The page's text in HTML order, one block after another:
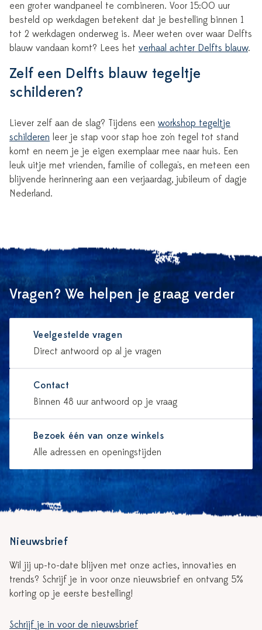
een groter wandpaneel te combineren. Voor 15:00 uur
besteld op werkdagen betekent dat je bestelling binnen 1
tot 2 werkdagen onderweg is. Meer weten over waar Delfts
blauw vandaan komt? Lees het verhaal achter Delfts blauw.
Zelf een Delfts blauw tegeltje
schilderen?
Liever zelf aan de slag? Tijdens een workshop tegeltje
schilderen leer je stap voor stap hoe zo'n tegel tot stand
komt en neem je je eigen exemplaar mee naar huis. Een
leuk uitje met vrienden, familie of collega's, en meteen een
blijvende herinnering aan een verjaardag, jubileum of dagje
Nederland.
Vragen? We helpen je graag verder
Veelgestelde vragen
Direct antwoord op al je vragen
Contact
Binnen 48 uur antwoord op je vraag
Bezoek één van onze winkels
Alle adressen en openingstijden
Nieuwsbrief
Wil jij up-to-date blijven met onze acties, innovaties en
trends? Schrijf je in voor onze nieuwsbrief en ontvang 5%
korting op je eerste bestelling!
Schrijf je in voor de nieuwsbrief